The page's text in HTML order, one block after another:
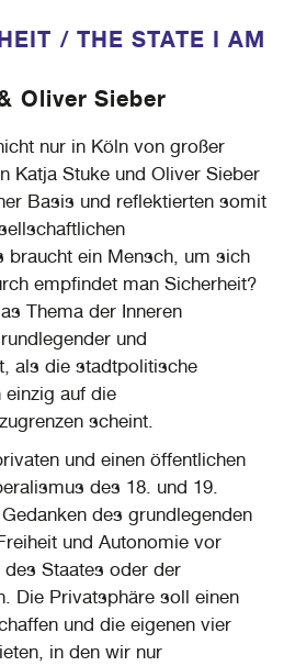
/ THE STATE I AM
Oliver Sieber
nur in Köln von großer
Katja Stuke und Oliver Sieber
Basis und reflektierten somit
braucht ein Mensch, um sich
empfindet man Sicherheit?
Thema der Inneren
und
als die stadtpolitische
auf die
scheint.
und einen öffentlichen
des 18. und 19.
des grundlegenden
und Autonomie vor
des Staates oder der
Die Privatsphäre soll einen
und die eigenen vier
in den wir nur